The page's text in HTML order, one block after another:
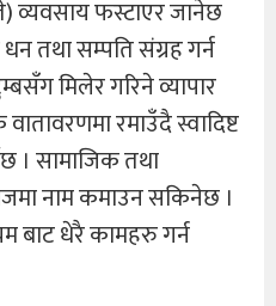
व्यवसाय फस्टाएर जानेछ
तथा सम्पति संग्रह गर्न
मिलेर गरिने व्यापार
रमाउँदै स्वादिष्ट
। सामाजिक तथा
नाम कमाउन सकिनेछ ।
बाट धेरै कामहरु गर्न